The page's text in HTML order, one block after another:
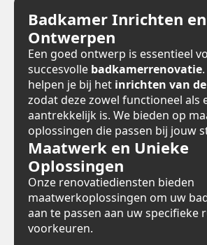
Badkamer Inrichten en
Ontwerpen
Een goed ontwerp is essentieel
succesvolle badkamerrenovatie
helpen je bij het inrichten van
zodat deze zowel functioneel als
aantrekkelijk is. We bieden op
oplossingen die passen bij jouw
Maatwerk en Unieke
Oplossingen
Onze renovatiediensten bieden
maatwerkoplossingen om uw
aan te passen aan uw specifieke
voorkeuren.